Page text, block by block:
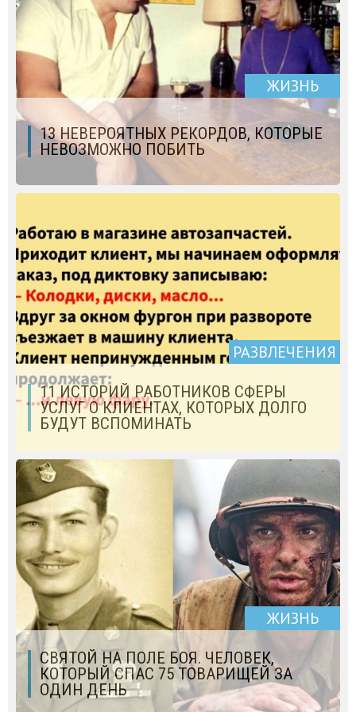
ЖИЗНЬ
13 НЕВЕРОЯТНЫХ РЕКОРДОВ, КОТОРЫЕ
НЕВОЗМОЖНО ПОБИТЬ
РАЗВЛЕЧЕНИЯ
11 ИСТОРИЙ РАБОТНИКОВ СФЕРЫ
УСЛУГ О КЛИЕНТАХ, КОТОРЫХ ДОЛГО
БУДУТ ВСПОМИНАТЬ
ЖИЗНЬ
СВЯТОЙ НА ПОЛЕ БОЯ. ЧЕЛОВЕК,
КОТОРЫЙ СПАС 75 ТОВАРИЩЕЙ ЗА
ОДИН ДЕНЬ